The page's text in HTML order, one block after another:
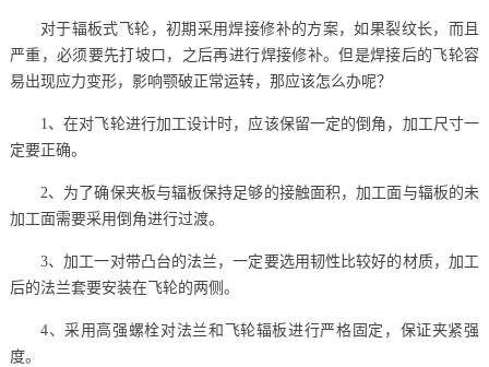
对于辐板式飞轮，初期采用焊接修补的方案，如果裂纹长，而且
严重，必须要先打坡口，之后再进行焊接修补。但是焊接后的飞轮容
易出现应力变形，影响颚破正常运转，那应该怎么办呢？
1、在对飞轮进行加工设计时，应该保留一定的倒角，加工尺寸一
定要正确。
2、为了确保夹板与辐板保持足够的接触面积，加工面与辐板的未
加工面需要采用倒角进行过渡。
3、加工一对带凸台的法兰，一定要选用韧性比较好的材质，加工
后的法兰套要安装在飞轮的两侧。
4、采用高强螺栓对法兰和飞轮辐板进行严格固定，保证夹紧强
度。